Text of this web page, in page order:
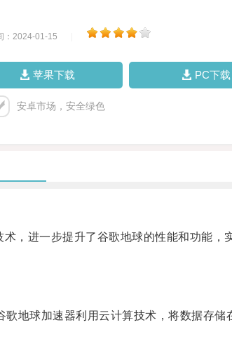
：2024-01-15
苹果下载 PC下载
安卓市场，安全绿色
进一步提升了谷歌地球的性能和功能，
球加速器利用云计算技术，将数据存储